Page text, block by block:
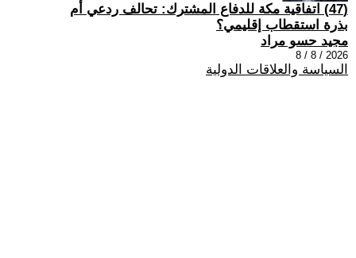
(47) اتفاقية مكة للدفاع المشترك: تحالف ردعي أم
بذرة استقطاب إقليمي؟
مجيد حسو مراد
2026 / 8 / 8
السياسة والعلاقات الدولية